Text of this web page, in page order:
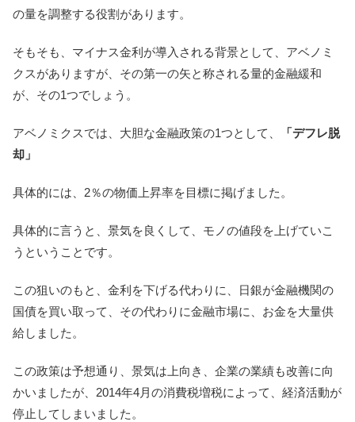
の量を調整する役割があります。
そもそも、マイナス金利が導入される背景として、アベノミ
クスがありますが、その第一の矢と称される量的金融緩和
が、その1つでしょう。
アベノミクスでは、大胆な金融政策の1つとして、
「デフレ脱
却」
具体的には、2％の物価上昇率を目標に掲げました。
具体的に言うと、景気を良くして、モノの値段を上げていこ
うということです。
この狙いのもと、金利を下げる代わりに、日銀が金融機関の
国債を買い取って、その代わりに金融市場に、お金を大量供
給しました。
この政策は予想通り、景気は上向き、企業の業績も改善に向
かいましたが、2014年4月の消費税増税によって、経済活動が
停止してしまいました。